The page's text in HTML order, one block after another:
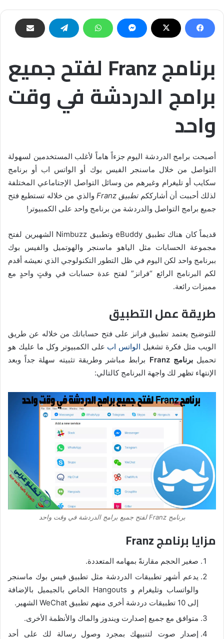
برنامج Franz لفتح جميع
برامج الدردشة في وقت
واحد
أصبحت برامج الدردشة اليوم جزءاً هاماً لأغلب المستخدمين لسهولة
التواصل من خلال ماسنجر الفيس بوك أو الواتس اب أو برنامج
سكايب أو تليغرام وغيرهم من وسائل التواصل الإجتاماعي المختلفة
لذلك أحببت أن أشارككمتطبيق Franz
والذي من خلاله تستطيع فتح
جميع برامج التواصل والدردشة من برنامج واحد على الكمبيوتر!
قديماً كان هناك تطبيق eBuddy وتطبيق Nimbuzz الشهيرين لفتح
مجموعة الحسابات مثل الياهو ماسنجر والهوتميل والفيس بوك
ببرنامج واحد لكن اليوم في ظل التطور التكنولوجي الذي نعيشه أقدم
لكم البرنامج الرائع “فرانز” لفتح عدة حسابات في وقتٍ واحدٍ مع
مميزات رائعة.
طريقة عمل التطبيق
للتوضيح يعتمد تطبيق فرانز على فتح حساباتك من خلاله عن طريق
الويب مثل فكرة تشغيل الواتس اب على الكمبيوتر وكل ما عليك هو
تحميلبرنامج Franz
برابط مباشر وطريقة تثبيته سهلة جداً وبعد
الإنتهاء تظهر لك واجهة البرنامج كالتالي:
برنامج Franz لفتح جميع برامج الدردشة في وقت واحد
مزايا برنامج Franz
صغير الحجم مقارنةً بمهامه المتعددة.
يدعم أشهر تطبيقات الدردشة مثل تطبيق فيس بوك ماسنجر
والواتساب وتليغرام و Hangouts الخاص بالجيميل بالإضافة
إلى 10 تطبيقات دردشة أخرى منهم تطبيق WeChat الشهير.
متوافق مع جميع إصدارت ويندوز والماك والأنظمة الأخرى.
إصدار صوت لتنبيهك بمجرد وصول رسالة لك على أحد